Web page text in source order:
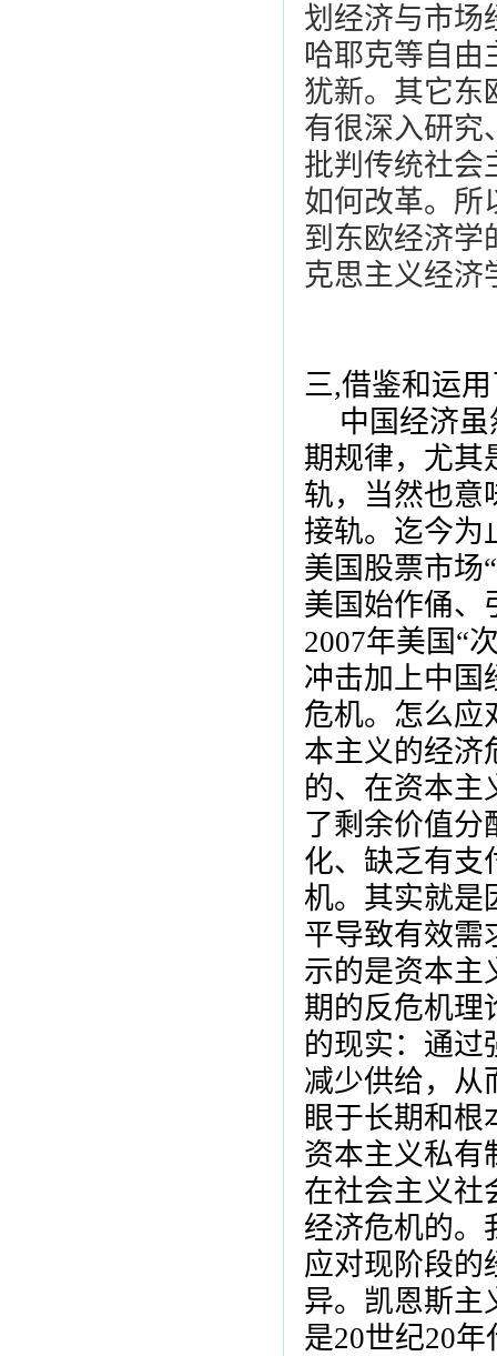
划经济与市场
哈耶克等自由
犹新。其它东
有很深入研究
批判传统社会
如何改革。所
到东欧经济学
克思主义经济
三,借鉴和运
中国经济
期规律，尤其
轨，当然也意
接轨。迄今为
美国股票市场
美国始作俑、
2007年美国“
冲击加上中国
危机。怎么应
本主义的经济
的、在资本主
了剩余价值分
化、缺乏有支
机。其实就是
平导致有效需
示的是资本主
期的反危机理
的现实：通过
减少供给，从
眼于长期和根
资本主义私有
在社会主义社
经济危机的。
应对现阶段的
异。凯恩斯主
是20世纪20